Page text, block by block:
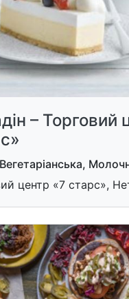
– Торговий
центр «7 старс»,